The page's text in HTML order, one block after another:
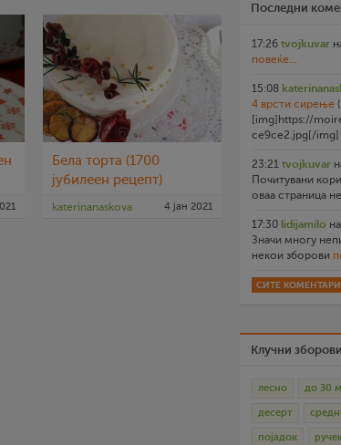
Бела торта (1700
јубилеен рецепт)
katerinanaskova 4 јан 2021
Последни
17:26 tvojkuvar
повеќе...
15:08
4 врсти сирење
[img]https://
ce9ce2.jpg[/img]
23:21 tvojkuvar
Почитувани
оваа страница
17:30 lidijamilo на
Значи многу
некои зборови
СИТЕ КОМЕНТАРИ
Клучни зборови
лесно до 30
десерт
појадок